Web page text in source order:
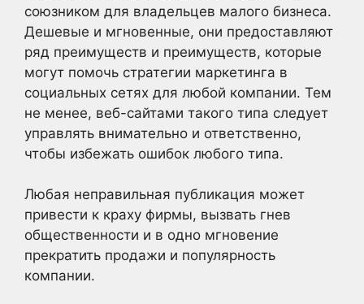
союзником для владельцев малого бизнеса.
Дешевые и мгновенные, они предоставляют
ряд преимуществ и преимуществ, которые
могут помочь стратегии маркетинга в
социальных сетях для любой компании. Тем
не менее, веб-сайтами такого типа следует
управлять внимательно и ответственно,
чтобы избежать ошибок любого типа.
Любая неправильная публикация может
привести к краху фирмы, вызвать гнев
общественности и в одно мгновение
прекратить продажи и популярность
компании.